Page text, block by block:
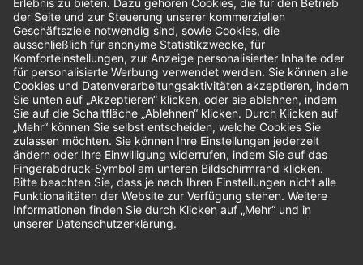
Bewertungen